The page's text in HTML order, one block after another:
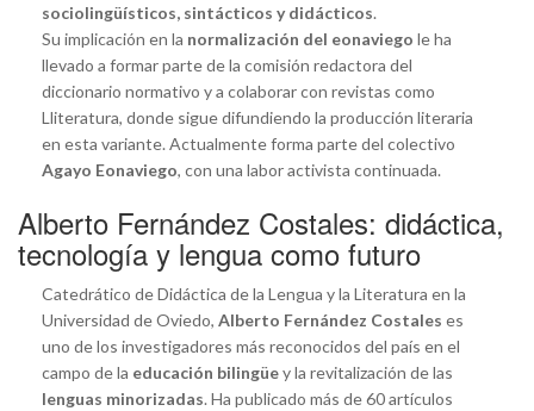
sociolingüísticos, sintácticos y didácticos.
Su implicación en la normalización del eonaviego le ha
llevado a formar parte de la comisión redactora del
diccionario normativo y a colaborar con revistas como
Lliteratura, donde sigue difundiendo la producción literaria
en esta variante. Actualmente forma parte del colectivo
Agayo Eonaviego, con una labor activista continuada.
Alberto Fernández Costales: didáctica,
tecnología y lengua como futuro
Catedrático de Didáctica de la Lengua y la Literatura en la
Universidad de Oviedo, Alberto Fernández Costales es
uno de los investigadores más reconocidos del país en el
campo de la educación bilingüey la revitalización de las
lenguas minorizadas. Ha publicado más de 60 artículos